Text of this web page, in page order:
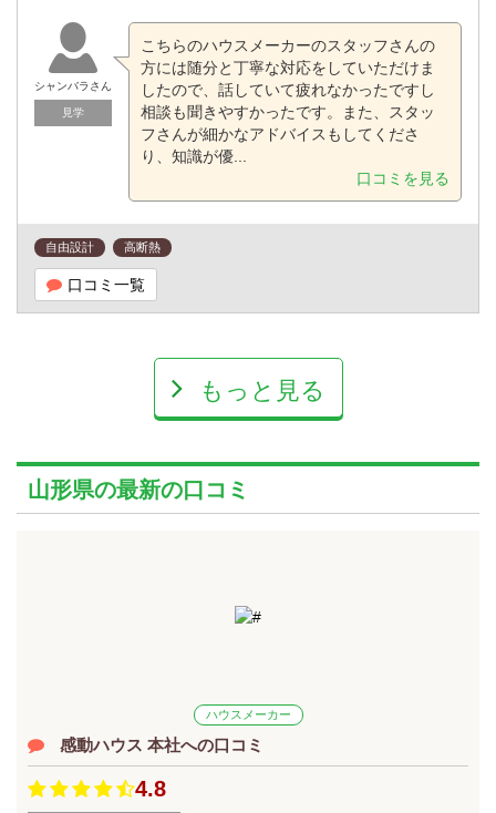
シャンバラさん
見学
こちらのハウスメーカーのスタッフさんの
方には随分と丁寧な対応をしていただけま
したので、話していて疲れなかったですし
相談も聞きやすかったです。また、スタッ
フさんが細かなアドバイスもしてくださ
り、知識が優...
口コミを見る
自由設計 高断熱
口コミ一覧
もっと見る
山形県の最新の口コミ
ハウスメーカー
感動ハウス 本社への口コミ
4.8